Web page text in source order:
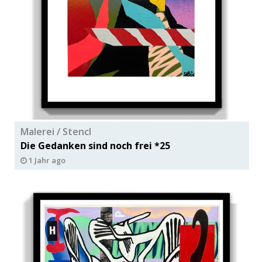
Malerei / Stencl
Die Gedanken sind noch frei *25
1 Jahr ago